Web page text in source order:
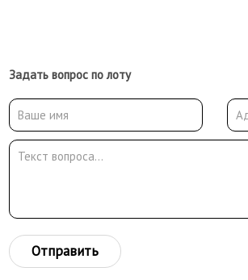
Задать вопрос по лоту
Отправить